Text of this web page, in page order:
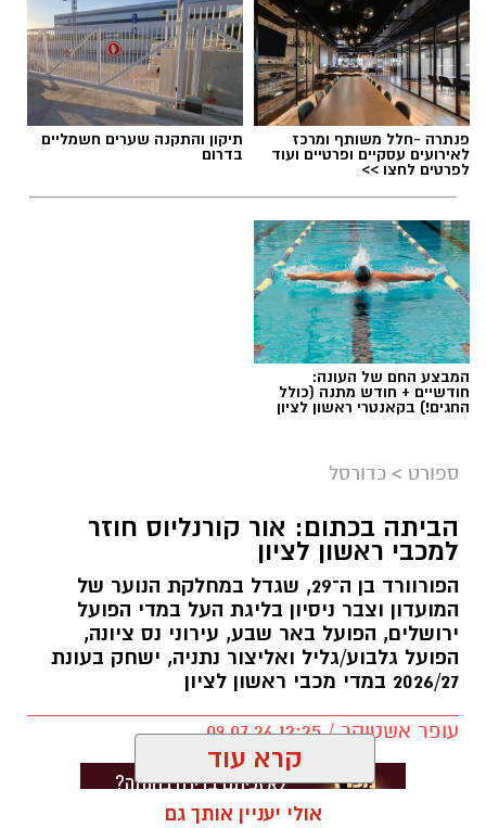
פנתרה -חלל משותף ומרכז
לאירועים עסקיים ופרטיים ועוד
לפרטים לחצו >>
תיקון והתקנה שערים חשמליים
בדרום
המבצע החם של העונה:
חודשיים + חודש מתנה (כולל
החגים!) בקאנטרי ראשון לציון
ספורט > כדורסל
הביתה בכתום: אור קורנליוס חוזר
למכבי ראשון לציון
הפורוורד בן ה־29, שגדל במחלקת הנוער של
המועדון וצבר ניסיון בליגת העל במדי הפועל
ירושלים, הפועל באר שבע, עירוני נס ציונה,
הפועל גלבוע/גליל ואליצור נתניה, ישחק בעונת
2026/27 במדי מכבי ראשון לציון
עופר אשטוקר / 12:25 09.07.26
קרא עוד
אולי יעניין אותך גם